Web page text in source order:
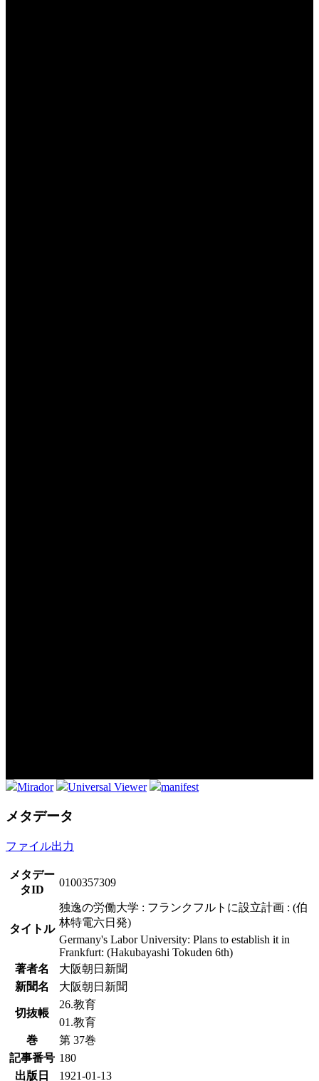
Mirador Universal Viewer manifest
メタデータ
ファイル出力
メタデー
タID
0100357309
タイトル
独逸の労働大学 : フランクフルトに設立計画 : (伯
林特電六日発)
Germany's Labor University: Plans to establish it in
Frankfurt: (Hakubayashi Tokuden 6th)
著者名
大阪朝日新聞
新聞名
大阪朝日新聞
切抜帳
26.教育
01.教育
巻
第 37巻
記事番号 180
出版日
1921-01-13